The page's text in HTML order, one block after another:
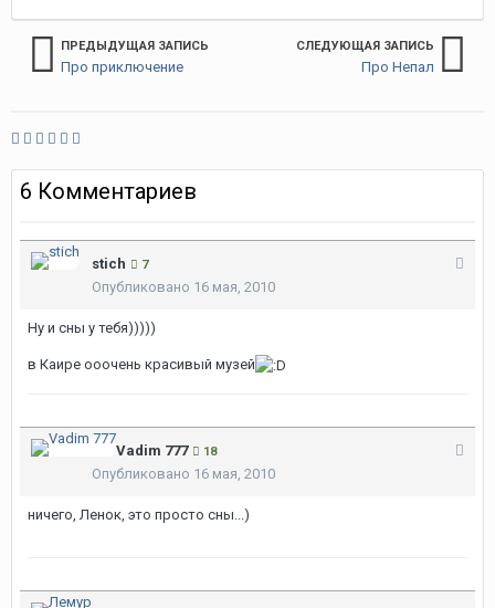
ПРЕДЫДУЩАЯ ЗАПИСЬ
Про приключение
СЛЕДУЮЩАЯ ЗАПИСЬ
Про Непал
6 Комментариев
stich 7
Опубликовано 16 мая, 2010
Ну и сны у тебя)))))
в Каире ооочень красивый музей
Vadim 777 18
Опубликовано 16 мая, 2010
ничего, Ленок, это просто сны...)